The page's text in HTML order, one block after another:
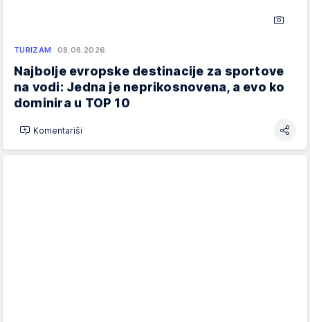
TURIZAM 08.08.2026.
Najbolje evropske destinacije za sportove
na vodi: Jedna je neprikosnovena, a evo ko
dominira u TOP 10
Komentariši